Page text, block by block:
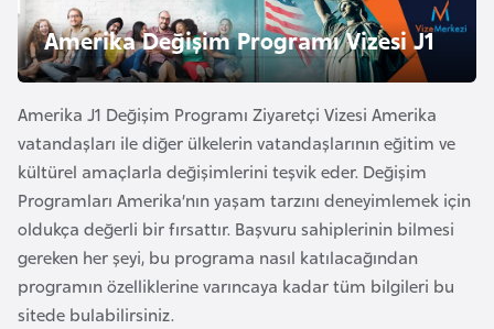
z
e
İ
ş
l
e
m
e
r
i
i
Amerika Değişim Programı Vizesi J1
Amerika J1 Değişim Programı Ziyaretçi Vizesi Amerika
vatandaşları ile diğer ülkelerin vatandaşlarının eğitim ve
kültürel amaçlarla değişimlerini teşvik eder. Değişim
Programları Amerika’nın yaşam tarzını deneyimlemek için
oldukça değerli bir fırsattır. Başvuru sahiplerinin bilmesi
gereken her şeyi, bu programa nasıl katılacağından
programın özelliklerine varıncaya kadar tüm bilgileri bu
sitede bulabilirsiniz.
A
v
u
t
u
r
y
a
A